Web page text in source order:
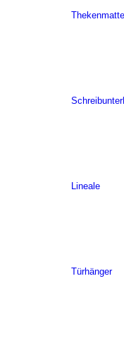
Lineale
Türhänger